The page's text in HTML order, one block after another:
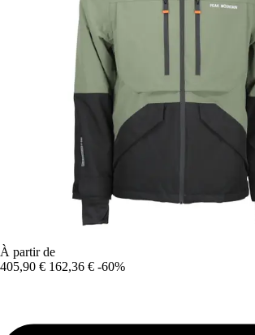
À partir de
405,90 € 162,36 € -60%